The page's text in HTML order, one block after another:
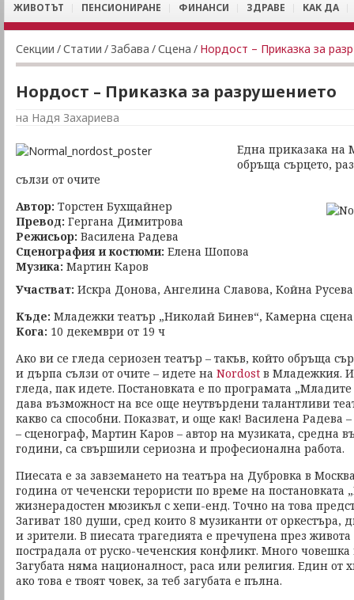
ЖИВОТЪТ ПЕНСИОНИРАНЕ ФИНАНСИ ЗДРАВЕ КАК ДА
Секции /Статии / Забава /Сцена / Нордост – Приказка за
Нордост – Приказка за разрушението
на Надя Захариева
Една приказака на
обръща сърцето,
сълзи от очите
Автор: Торстен Бухщайнер
Превод: Гергана Димитрова
Режисьор: Василена Радева
Сценография и костюми: Елена Шопова
Музика: Мартин Каров
Участват: Искра Донова, Ангелина Славова, Койна Русева
Къде: Младежки театър „Николай Бинев“, Камерна сцена
Кога: 10 декември от 19 ч
Ако ви се гледа сериозен театър – такъв, който обръща
и дърпа сълзи от очите – идете на Nordost в Младежкия.
гледа, пак идете. Постановката е по програмата
дава възможност на все още неутвърдени талантливи
какво са способни. Показват, и още как! Василена Радева
– сценограф, Мартин Каров – автор на музиката, средна
години, са свършили сериозна и професионална работа.
Пиесата е за завземането на театъра на Дубровка в
година от чеченски терористи по време на постановката
жизнерадостен мюзикъл с хепи-енд. Точно на това
Загиват 180 души, сред които 8 музиканти от оркестъра,
и зрители. В пиесата трагедията е пречупена през
пострадала от руско-чеченския конфликт. Много
Загубата няма националност, раса или религия. Един от
ако това е твоят човек, за теб загубата е пълна.